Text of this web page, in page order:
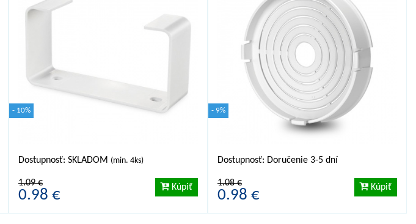
- 10%
Dostupnosť: SKLADOM (min. 4ks)
1.09 €
0.98 € Kúpiť
- 9%
Dostupnosť: Doručenie 3-5 dní
1.08 €
0.98 € Kúpiť